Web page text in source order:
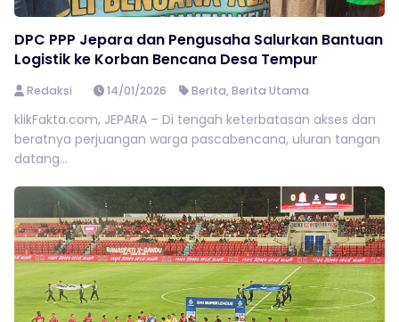
DPC PPP Jepara dan Pengusaha Salurkan Bantuan
Logistik ke Korban Bencana Desa Tempur
Redaksi 14/01/2026 Berita,Berita Utama
klikFakta.com, JEPARA – Di tengah keterbatasan akses dan
beratnya perjuangan warga pascabencana, uluran tangan
datang...